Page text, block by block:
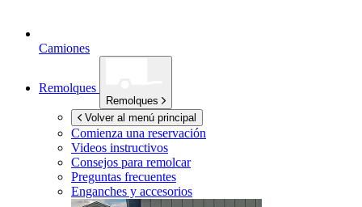
Camiones
Remolques
Remolques
Volver al menú principal
Comienza una reservación
Videos instructivos
Consejos para remolcar
Preguntas frecuentes
Enganches y accesorios